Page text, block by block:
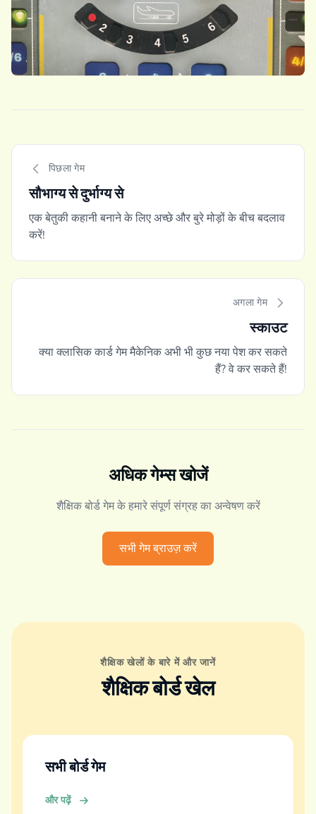
पिछला गेम
सौभाग्य से दुर्भाग्य से
एक बेतुकी कहानी बनाने के लिए अच्छे और बुरे मोड़ों के बीच बदलाव
करें!
अगला गेम
स्काउट
क्या क्लासिक कार्ड गेम मैकेनिक अभी भी कुछ नया पेश कर सकते
हैं? वे कर सकते हैं!
अधिक गेम्स खोजें
शैक्षिक बोर्ड गेम के हमारे संपूर्ण संग्रह का अन्वेषण करें
सभी गेम ब्राउज़ करें
शैक्षिक खेलों के बारे में और जानें
शैक्षिक बोर्ड खेल
सभी बोर्ड गेम
और पढ़ें